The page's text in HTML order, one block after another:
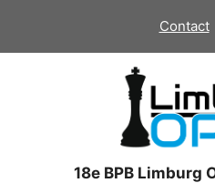
de
Contact
18e BPB Limburg